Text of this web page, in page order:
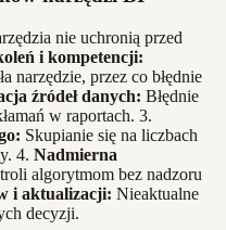
nie uchronią przed
i kompetencji:
narzędzie, przez co błędnie
źródeł danych: Błędnie
w raportach. 3.
Skupianie się na liczbach
4. Nadmierna
algorytmom bez nadzoru
i aktualizacji: Nieaktualne
decyzji.